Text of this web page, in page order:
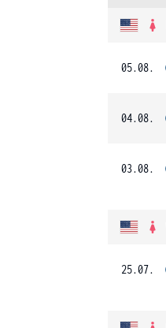
05.08.
04.08.
03.08.
25.07.